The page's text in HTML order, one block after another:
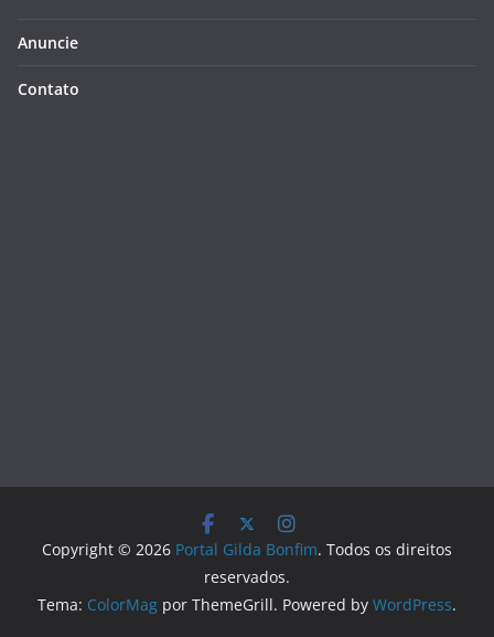
Anuncie
Contato
Copyright © 2026 Portal Gilda Bonfim. Todos os direitos
reservados.
Tema: ColorMag por ThemeGrill. Powered by WordPress.